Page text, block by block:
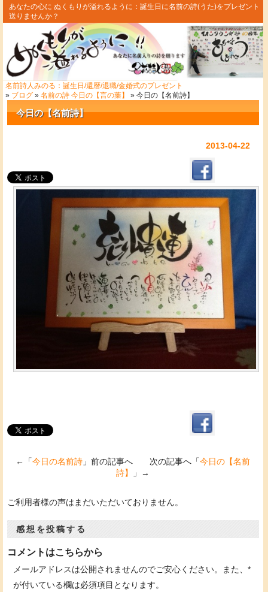
あなたの心に ぬくもりが溢れるように：誕生日に名前の詩(うた)をプレゼント
送りませんか？
名前詩人みのる：誕生日/還暦/退職/金婚式のプレゼント
» ブログ »名前の詩 今日の【言の葉】 » 今日の【名前詩】
今日の【名前詩】
2013-04-22
←「今日の名前詩 」前の記事へ 次の記事へ「今日の【名前
詩】
」→
ご利用者様の声はまだいただいておりません。
感想を投稿する
コメントはこちらから
メールアドレスは公開されませんのでご安心ください。また、 *
が付いている欄は必須項目となります。